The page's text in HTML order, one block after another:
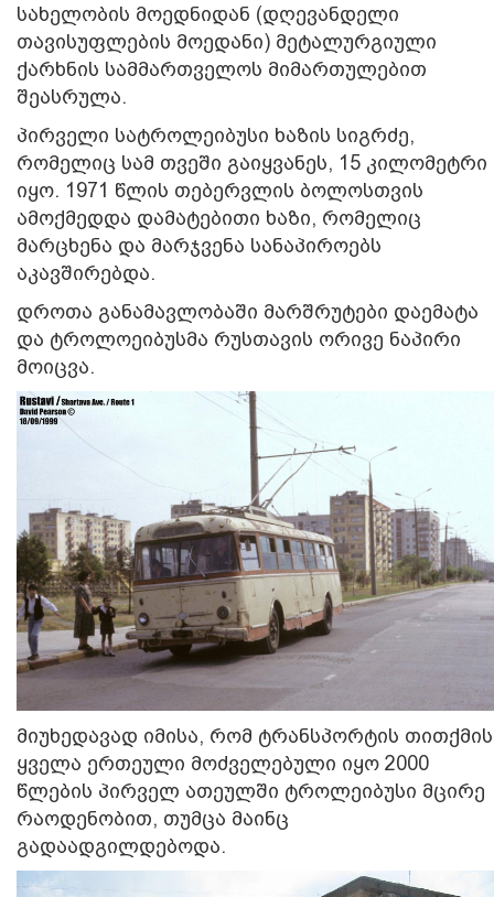
სახელობის მოედნიდან (დღევანდელი
თავისუფლების მოედანი) მეტალურგიული
ქარხნის სამმართველოს მიმართულებით
შეასრულა.
პირველი სატროლეიბუსი ხაზის სიგრძე,
რომელიც სამ თვეში გაიყვანეს, 15 კილომეტრი
იყო. 1971 წლის თებერვლის ბოლოსთვის
ამოქმედდა დამატებითი ხაზი, რომელიც
მარცხენა და მარჯვენა სანაპიროებს
აკავშირებდა.
დროთა განამავლობაში მარშრუტები დაემატა
და ტროლოეიბუსმა რუსთავის ორივე ნაპირი
მოიცვა.
მიუხედავად იმისა, რომ ტრანსპორტის თითქმის
ყველა ერთეული მოძველებული იყო 2000
წლების პირველ ათეულში ტროლეიბუსი მცირე
რაოდენობით, თუმცა მაინც
გადაადგილდებოდა.